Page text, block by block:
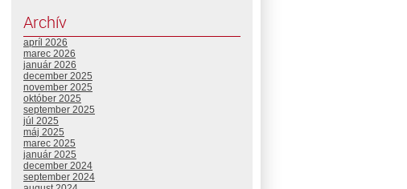
Archív
apríl 2026
marec 2026
január 2026
december 2025
november 2025
október 2025
september 2025
júl 2025
máj 2025
marec 2025
január 2025
december 2024
september 2024